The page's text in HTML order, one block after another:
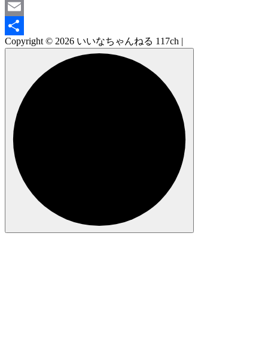
Message
Email
共
Copyright © 2026 いいなちゃんねる 117ch |